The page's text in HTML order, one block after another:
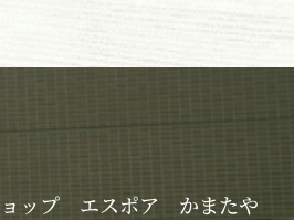
ョップ エスポア かまたや